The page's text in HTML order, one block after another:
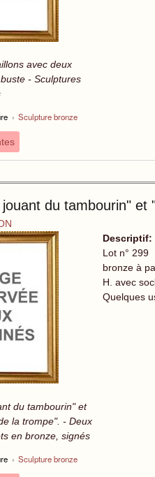
avec deux
- Sculptures
› Sculpture bronze
du tambourin" et
du tambourin" et
la trompe". - Deux
en bronze, signés
› Sculpture bronze
Descriptif:
Lot n°
bronze à
H. avec
Quelques